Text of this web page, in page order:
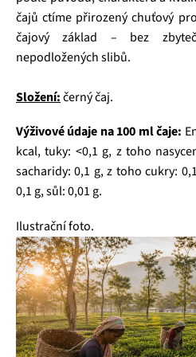
čajů ctíme přirozený chuťový
čajový základ – bez
nepodložených slibů.
Složení:černý čaj.
Výživové údaje na 100 ml čaje:
kcal, tuky: <0,1 g, z toho
sacharidy: 0,1 g, z toho cukry:
0,1 g, sůl: 0,01 g.
Ilustrační foto.